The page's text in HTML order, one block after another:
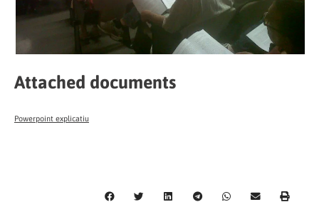
Attached documents
Powerpoint explicatiu